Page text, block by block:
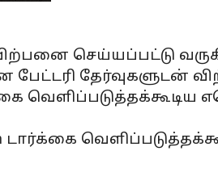
செய்யப்பட்டு
பேட்டரி தேர்வுகளுடன்
வெளிப்படுத்தக்கூடிய